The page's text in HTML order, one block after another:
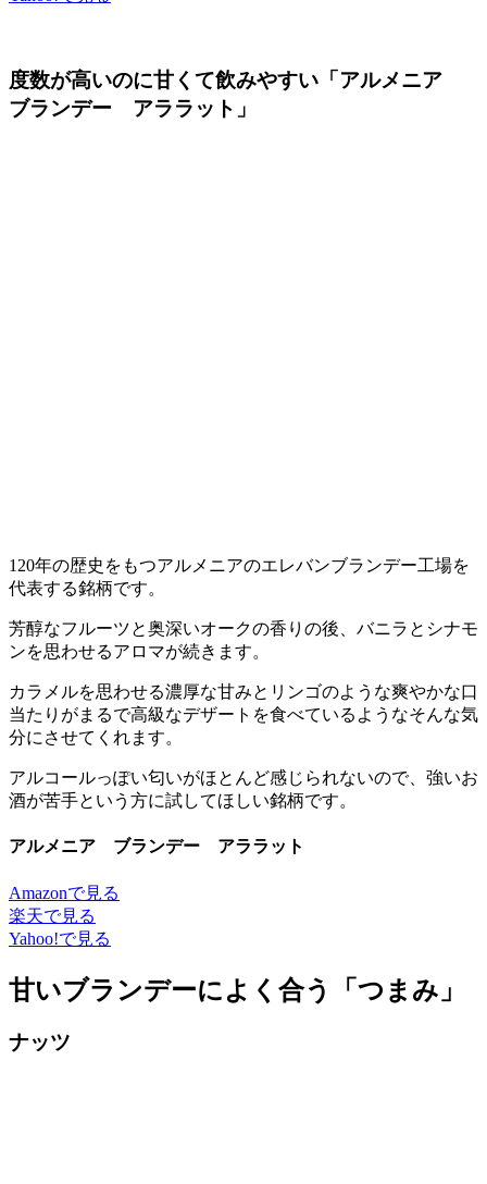
度数が高いのに甘くて飲みやすい「アルメニア
ブランデー アララット」
120年の歴史をもつアルメニアのエレバンブランデー工場を
代表する銘柄です。
芳醇なフルーツと奥深いオークの香りの後、バニラとシナモ
ンを思わせるアロマが続きます。
カラメルを思わせる濃厚な甘みとリンゴのような爽やかな口
当たりがまるで高級なデザートを食べているようなそんな気
分にさせてくれます。
アルコールっぽい匂いがほとんど感じられないので、強いお
酒が苦手という方に試してほしい銘柄です。
アルメニア ブランデー アララット
Amazonで見る
楽天で見る
Yahoo!で見る
甘いブランデーによく合う「つまみ」
ナッツ